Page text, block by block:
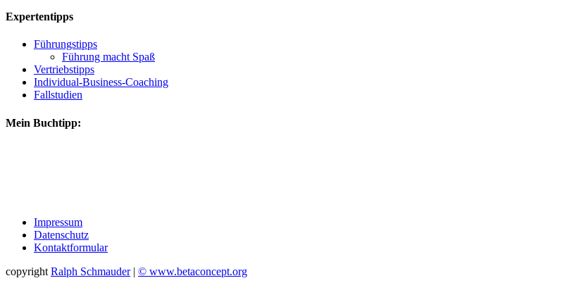
Expertentipps
Führungstipps
Führung macht Spaß
Vertriebstipps
Individual-Business-Coaching
Fallstudien
Mein Buchtipp:
Impressum
Datenschutz
Kontaktformular
copyright Ralph Schmauder| © www.betaconcept.org